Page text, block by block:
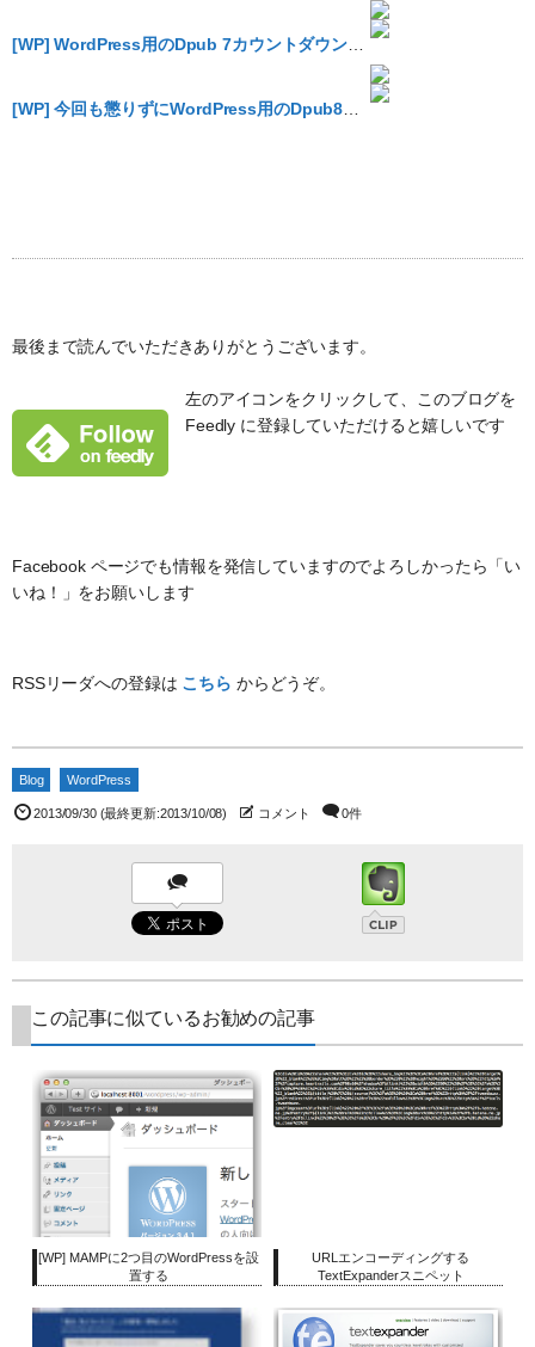
[WP] WordPress用のDpub 7カウントダウンプラグインを作りました #dpub7
最後まで読んでいただきありがとうございます。
左のアイコンをクリックして、このブログを
Feedly に登録していただけると嬉しいです
Facebook ページでも情報を発信していますのでよろしかったら「い
いね！」をお願いします
RSSリーダへの登録は こちら からどうぞ。
Blog WordPress
2013/09/30(最終更新:2013/10/08) コメント 0件
この記事に似ているお勧めの記事
[WP] MAMPに2つ目のWordPressを設
置する
URLエンコーディングする
TextExpanderスニペット